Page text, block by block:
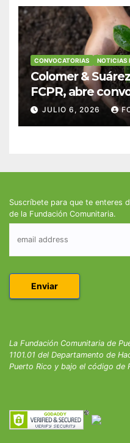
CONVOCATORIAS NOTICIAS
Colomer &
FCPR, abre
proyectos de
JULIO 6, 2026
Suscríbete para que te enteres
de la Fundación Comunitaria.
La Fundación Comunitaria de
1101.01 del Departamento de
Puerto Rico y bajo el código de